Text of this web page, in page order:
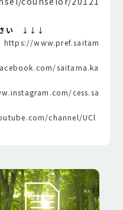
い ↓↓↓
https://www.pref.saitam
saitama.ka
cess.sa
channel/UCl